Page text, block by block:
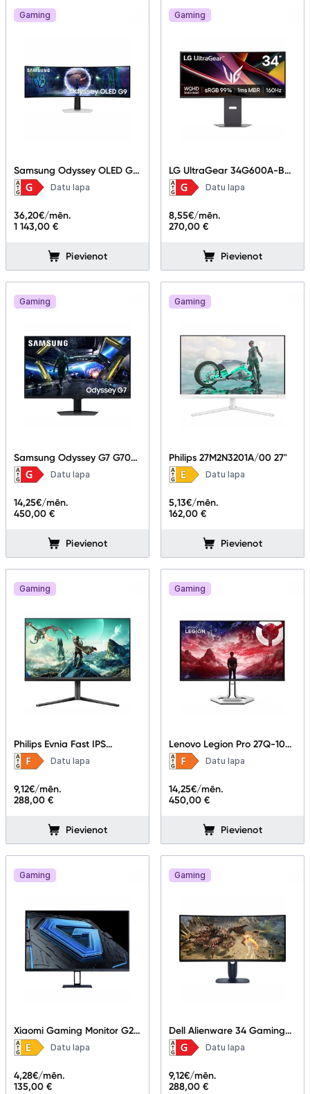
Gaming
Samsung Odyssey OLED G9
49" LS49DG934SUXEN
Datu lapa
1 143,00 €
36,20€/mēn.
Pievienot
Gaming
LG UltraGear 34G600A-B
34"
Datu lapa
270,00 €
8,55€/mēn.
Pievienot
Gaming
Samsung Odyssey G7 G70D
UHD 32 " LS32DG702EUXDU
Datu lapa
450,00 €
14,25€/mēn.
Pievienot
Gaming
Philips 27M2N3201A/00 27"
Datu lapa
162,00 €
5,13€/mēn.
Pievienot
Gaming
Philips Evnia Fast IPS
Gaming monitor
27M2N3800A/00 27"
Datu lapa
288,00 €
9,12€/mēn.
Pievienot
Gaming
Lenovo Legion Pro 27Q-10
26.5"
Datu lapa
450,00 €
14,25€/mēn.
Pievienot
Gaming
Xiaomi Gaming Monitor G27i
27"
Datu lapa
135,00 €
4,28€/mēn.
Gaming
Dell Alienware 34 Gaming
Monitor - AW3425DWM
Datu lapa
288,00 €
9,12€/mēn.